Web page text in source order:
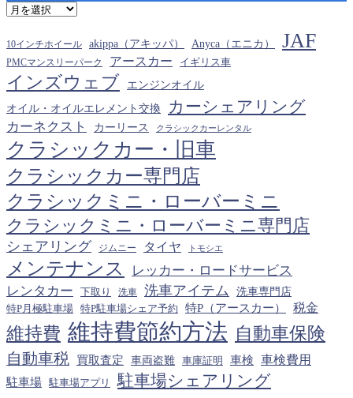
ア
カ
イ
ブ
10インチホイール akippa（アキッパ） Anyca（エニカ） JAF
PMCマンスリーパーク アースカー イギリス車
インズウェブ エンジンオイル
オイル・オイルエレメント交換 カーシェアリング
カーネクスト カーリース クラシックカーレンタル
クラシックカー・旧車
クラシックカー専門店
クラシックミニ・ローバーミニ
クラシックミニ・ローバーミニ専門店
シェアリング ジムニー タイヤ トモシエ
メンテナンス
レッカー・ロードサービス
レンタカー
下取り 洗車 洗車アイテム
洗車専門店
特P月極駐車場
特P駐車場シェア予約 特P（アースカー） 税金
維持費 維持費節約方法 自動車保険
自動車税 買取査定 車両盗難 車庫証明 車検 車検費用
駐車場 駐車場アプリ 駐車場シェアリング